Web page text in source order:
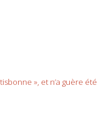
», et n’a guère été